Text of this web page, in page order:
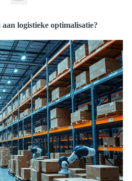
logistieke optimalisatie?